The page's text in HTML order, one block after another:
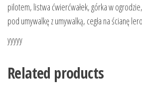
pilotem, listwa ćwierćwałek, górka w
pod umywalkę z umywalką, cegła na ścianę
yyyyy
Related products